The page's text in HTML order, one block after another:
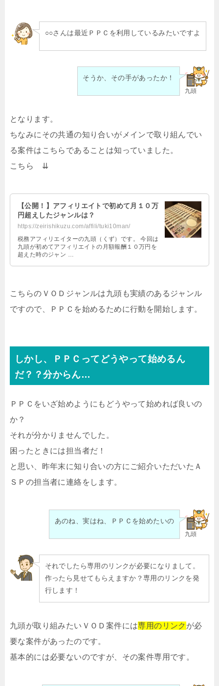
○○さんは最近ＰＰＣを利用しているみたいですよ
九頭
そうか、その手があったか！
となります。
ちなみにその共通の知り合いがメインで取り組んでい
る案件はこちらであることは知っていました。
こちら ⇊
【公開！】アフィリエイトで初めて月１０万
円超えしたジャンルは？
https://zeirishikuzu.com/affili/tuki10man/
税務アフィリエイターの九頭（くず）です。 今回は
九頭が初めてアフィリエイトの月額報酬１０万円を
超えた時のジャン …
こちらのＶＯＤジャンルは九頭も実績のあるジャンル
ですので、ＰＰＣを始めるために行動を開始します。
しかし、ＰＰＣってどうやって始めるん
だ？？分からん…
ＰＰＣをいざ始めようにもどうやって始めれば良いの
か？
それが分かりませんでした。
困ったときには担当者だ！
と思い、昨年末に知り合いの方にご紹介いただいたＡ
ＳＰの担当者に連絡をします。
九頭
あのね、実はね、ＰＰＣを始めたいの
それでしたら専用のリンクが必要になりまして。
作ったら見せてもらえますか？専用のリンクを発
行します！
九頭が取り組みたいＶＯＤ案件には専用のリンク が必
要な案件があったのです。
基本的には必要ないのですが、その案件専用です。